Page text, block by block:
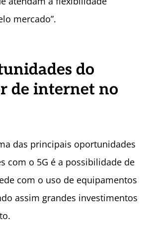
mercado”.
do
de internet no
das principais oportunidades
com o 5G é a possibilidade de
com o uso de equipamentos
assim grandes investimentos